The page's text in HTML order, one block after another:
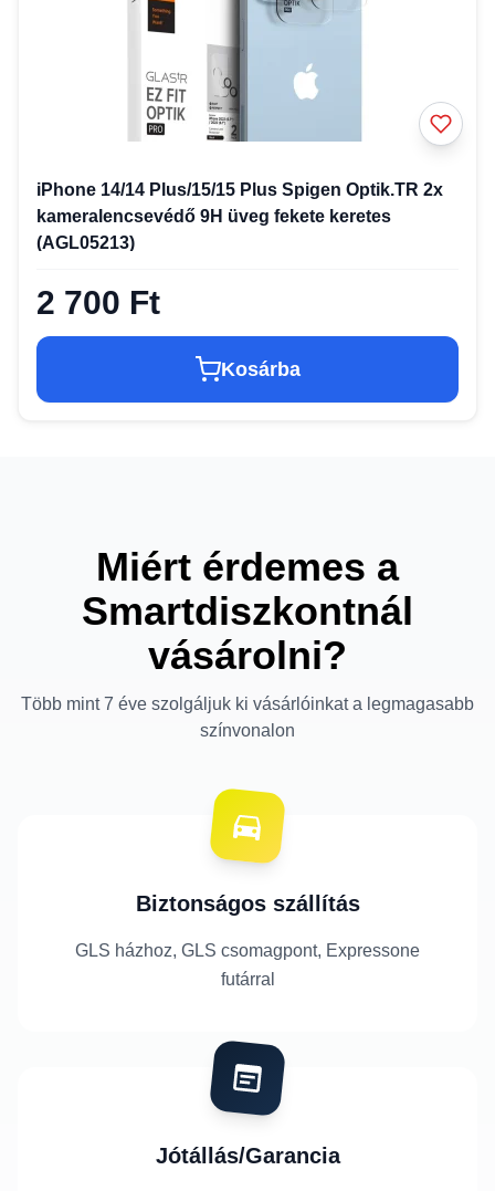
iPhone 14/14 Plus/15/15 Plus Spigen Optik.TR 2x
kameralencsevédő 9H üveg fekete keretes
(AGL05213)
2 700 Ft
Kosárba
Miért érdemes a
Smartdiszkontnál
vásárolni?
Több mint 7 éve szolgáljuk ki vásárlóinkat a legmagasabb
színvonalon
Biztonságos szállítás
GLS házhoz, GLS csomagpont, Expressone
futárral
Jótállás/Garancia